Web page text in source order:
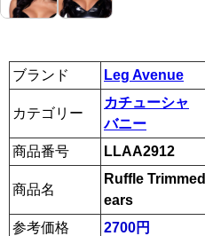
ブランド Leg Avenue
カテゴリー
カチューシャ
バニー
商品番号
LLAA2912
商品名
Ruffle
ears
参考価格
2700円